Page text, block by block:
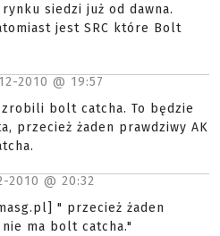
siedzi już od dawna.
jest SRC które Bolt
2010 @ 19:57
bolt catcha. To będzie
przecież żaden prawdziwy AK
2010 @ 20:32
" przecież żaden
ma bolt catcha."